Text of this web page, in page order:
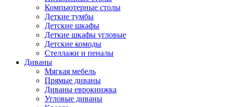
Компьютерные столы
Деткие тумбы
Детские шкафы
Деткие шкафы угловые
Детские комоды
Стеллажи и пеналы
Диваны
Мягкая мебель
Прямые диваны
Диваны еврокнижка
Угловые диваны